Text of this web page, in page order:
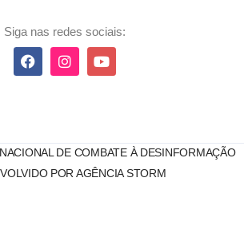
Siga nas redes sociais:
DE COMBATE À DESINFORMAÇÃO
POR AGÊNCIA STORM